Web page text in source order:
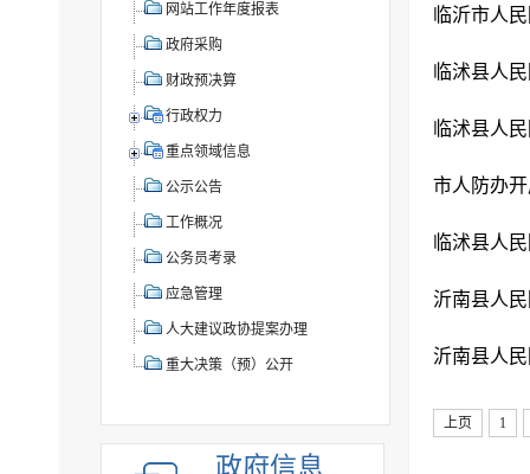
网站工作年度报表
政府采购
财政预决算
行政权力
重点领域信息
公示公告
工作概况
公务员考录
应急管理
人大建议政协提案办理
重大决策（预）公开
政府信息
临沂市人
临沭县人
临沭县人
市人防办
上页 1